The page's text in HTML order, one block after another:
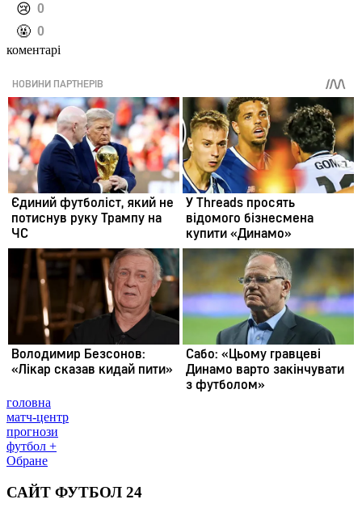
️😢 0
️🤬 0
коментарі
головна
матч-центр
прогнози
футбол +
Обране
САЙТ ФУТБОЛ 24